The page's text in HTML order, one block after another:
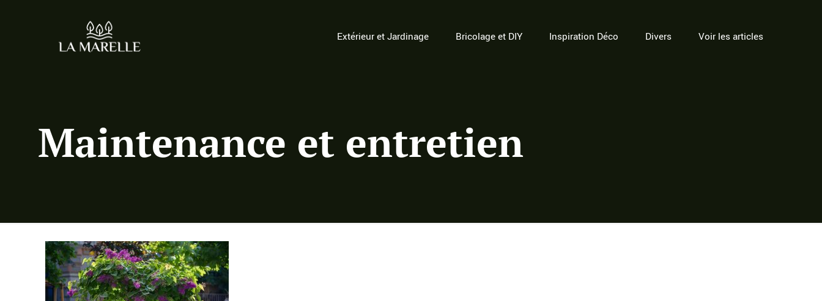
Extérieur et Jardinage Bricolage et DIY Inspiration Déco Divers Voir les articles
Maintenance et entretien